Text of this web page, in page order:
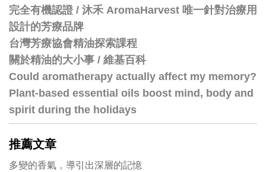
完全有機認證 / 沐禾 AromaHarvest 唯一針對治療用
設計的芳療品牌
台灣芳療協會精油探索課程
關於精油的大小事 / 維基百科
Could aromatherapy actually affect my memory?
Plant-based essential oils boost mind, body and
spirit during the holidays
推薦文章
多變的香氣，導引出深層的記憶